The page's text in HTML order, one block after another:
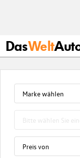
DasWelt